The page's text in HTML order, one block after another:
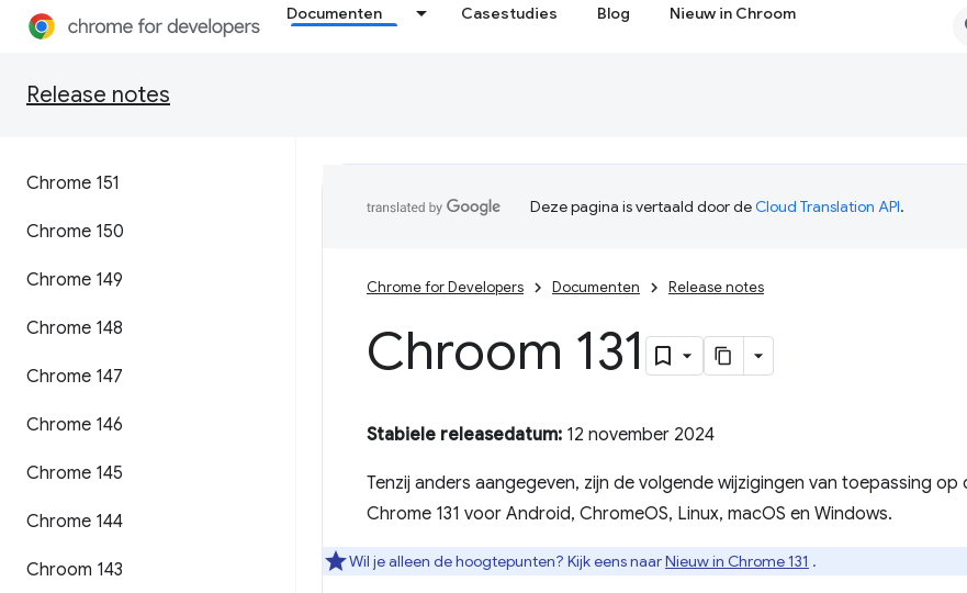
Documenten Casestudies Blog Nieuw in Chroom
Release notes
Chrome 151
Chrome 150
Chrome 149
Chrome 148
Chrome 147
Chrome 146
Chrome 145
Chrome 144
Chroom 143
Deze pagina is vertaald door deCloud Translation API.
Chrome for Developers Documenten Release notes
Chroom 131
Stabiele releasedatum: 12 november 2024
Tenzij anders aangegeven, zijn de volgende wijzigingen van toepassing op
Chrome 131 voor Android, ChromeOS, Linux, macOS en Windows.
Wil je alleen de hoogtepunten? Kijk eens naarNieuw in Chrome 131 .